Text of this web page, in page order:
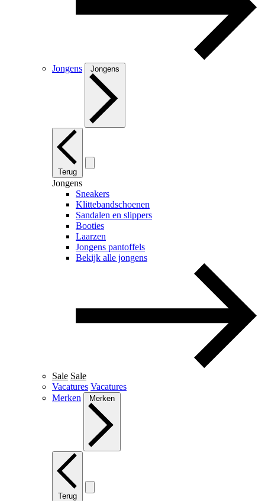
Jongens Jongens
Terug
Jongens
Sneakers
Klittebandschoenen
Sandalen en slippers
Booties
Laarzen
Jongens pantoffels
Bekijk alle jongens
Sale Sale
Vacatures Vacatures
Merken
Merken
Terug